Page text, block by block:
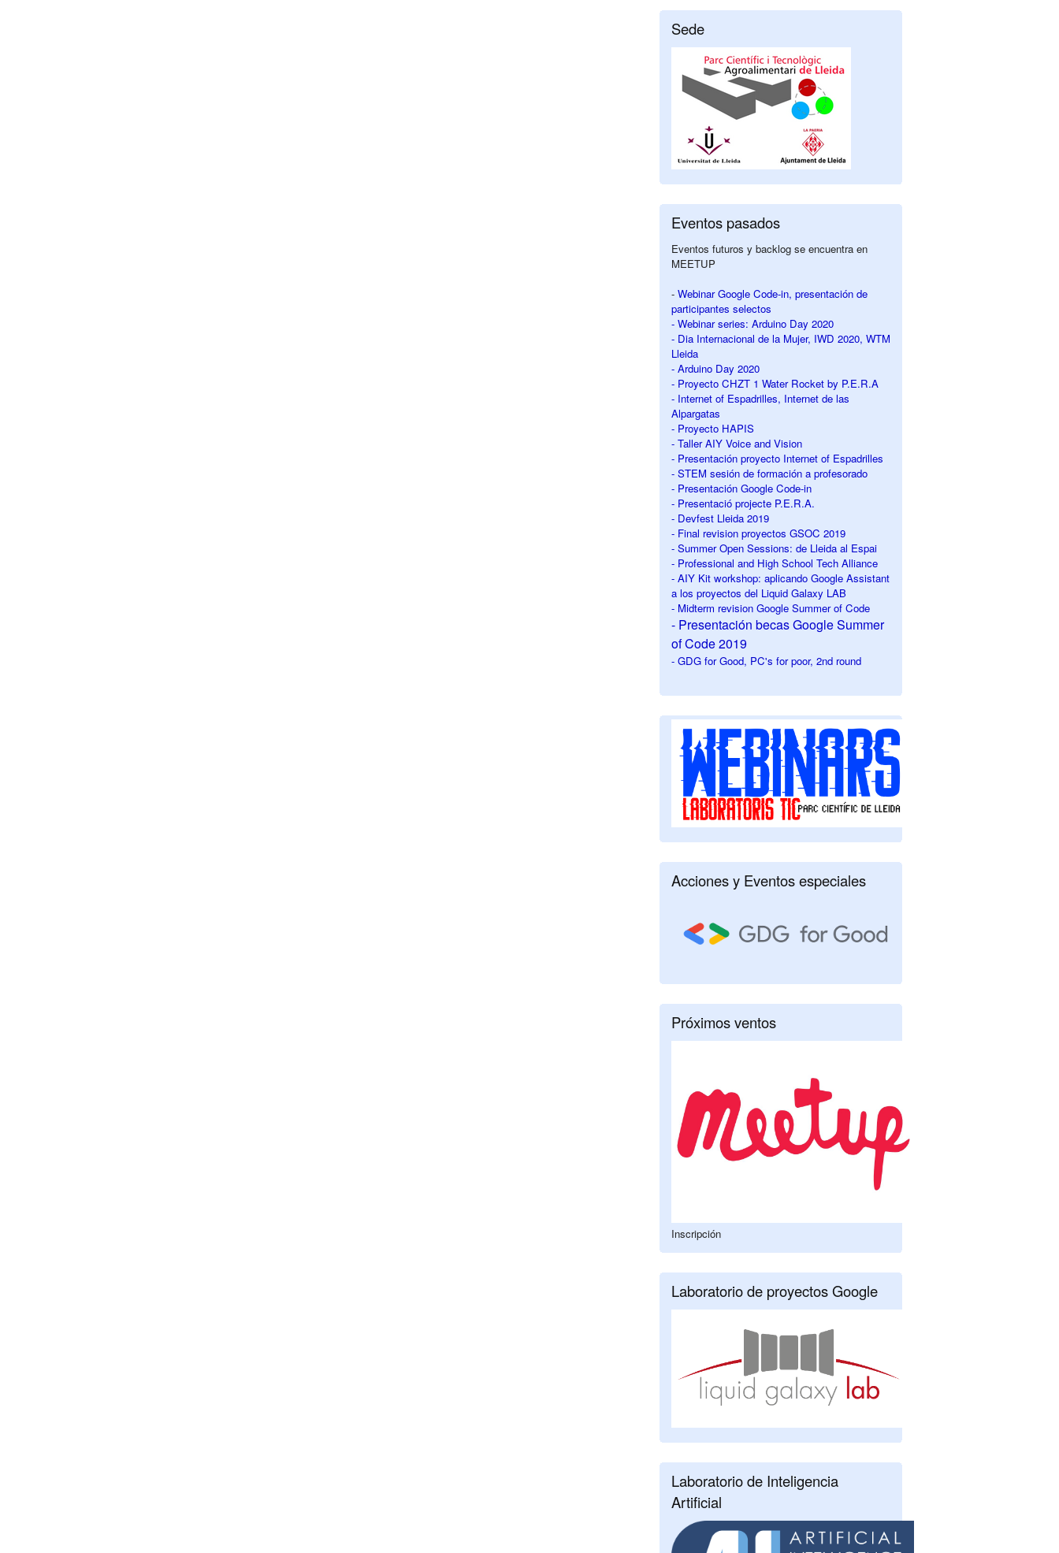
Sede
Eventos pasados
Eventos futuros y backlog se encuentra en
MEETUP
- Webinar Google Code-in, presentación de
participantes selectos
- Webinar series: Arduino Day 2020
- Dia Internacional de la Mujer, IWD 2020, WTM
Lleida
- Arduino Day 2020
- Proyecto CHZT 1 Water Rocket by P.E.R.A
- Internet of Espadrilles, Internet de las
Alpargatas
- Proyecto HAPIS
- Taller AIY Voice and Vision
- Presentación proyecto Internet of Espadrilles
- STEM sesión de formación a profesorado
- Presentación Google Code-in
- Presentació projecte P.E.R.A.
- Devfest Lleida 2019
- Final revision proyectos GSOC 2019
- Summer Open Sessions: de Lleida al Espai
- Professional and High School Tech Alliance
- AIY Kit workshop: aplicando Google Assistant
a los proyectos del Liquid Galaxy LAB
- Midterm revision Google Summer of Code
- Presentación becas Google Summer
of Code 2019
- GDG for Good, PC's for poor, 2nd round
Acciones y Eventos especiales
Próximos ventos
Inscripción
Laboratorio de proyectos Google
Laboratorio de Inteligencia
Artificial